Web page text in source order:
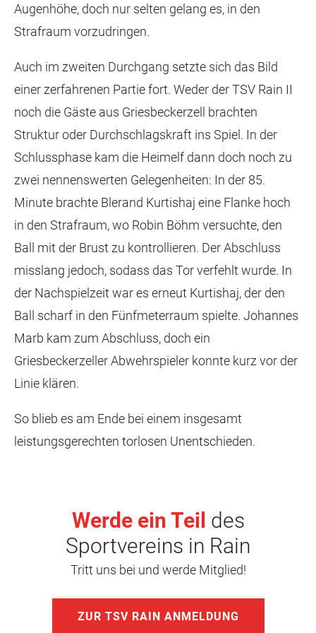
Augenhöhe, doch nur selten gelang es, in den
Strafraum vorzudringen.
Auch im zweiten Durchgang setzte sich das Bild
einer zerfahrenen Partie fort. Weder der TSV Rain II
noch die Gäste aus Griesbeckerzell brachten
Struktur oder Durchschlagskraft ins Spiel. In der
Schlussphase kam die Heimelf dann doch noch zu
zwei nennenswerten Gelegenheiten: In der 85.
Minute brachte Blerand Kurtishaj eine Flanke hoch
in den Strafraum, wo Robin Böhm versuchte, den
Ball mit der Brust zu kontrollieren. Der Abschluss
misslang jedoch, sodass das Tor verfehlt wurde. In
der Nachspielzeit war es erneut Kurtishaj, der den
Ball scharf in den Fünfmeterraum spielte. Johannes
Marb kam zum Abschluss, doch ein
Griesbeckerzeller Abwehrspieler konnte kurz vor der
Linie klären.
So blieb es am Ende bei einem insgesamt
leistungsgerechten torlosen Unentschieden.
Werde ein Teil des
Sportvereins in Rain
Tritt uns bei und werde Mitglied!
ZUR TSV RAIN ANMELDUNG